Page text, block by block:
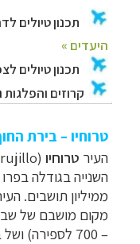
טרוחיו – בירת
העיר טרוחיו (
השנייה בגודלה
ממיליון תושבים.
מקום מושבם של
– 700 לספירה) ושל